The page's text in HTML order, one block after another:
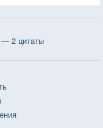
2 цитаты